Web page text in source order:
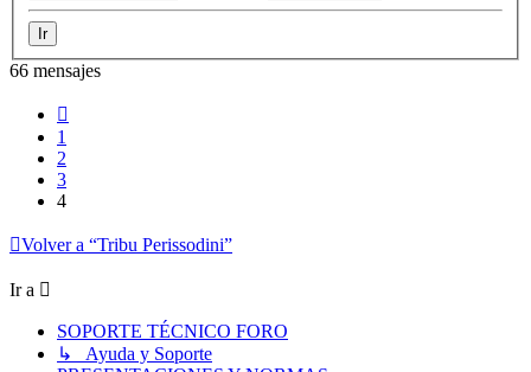
66 mensajes
1
2
3
4
Volver a “Tribu Perissodini”
Ir a
SOPORTE TÉCNICO FORO
↳ Ayuda y Soporte